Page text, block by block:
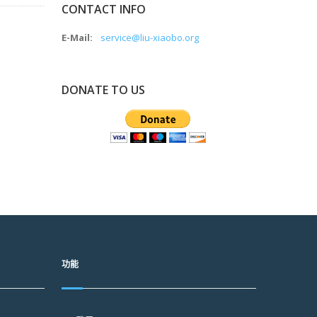
CONTACT INFO
E-Mail: service@liu-xiaobo.org
DONATE TO US
功能